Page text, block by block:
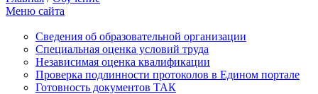
Меню сайта
Сведения об образовательной организации
Cпециальная оценка условий труда
Независимая оценка квалификации
Проверка подлинности протоколов в Едином портале
Готовность документов ТАК